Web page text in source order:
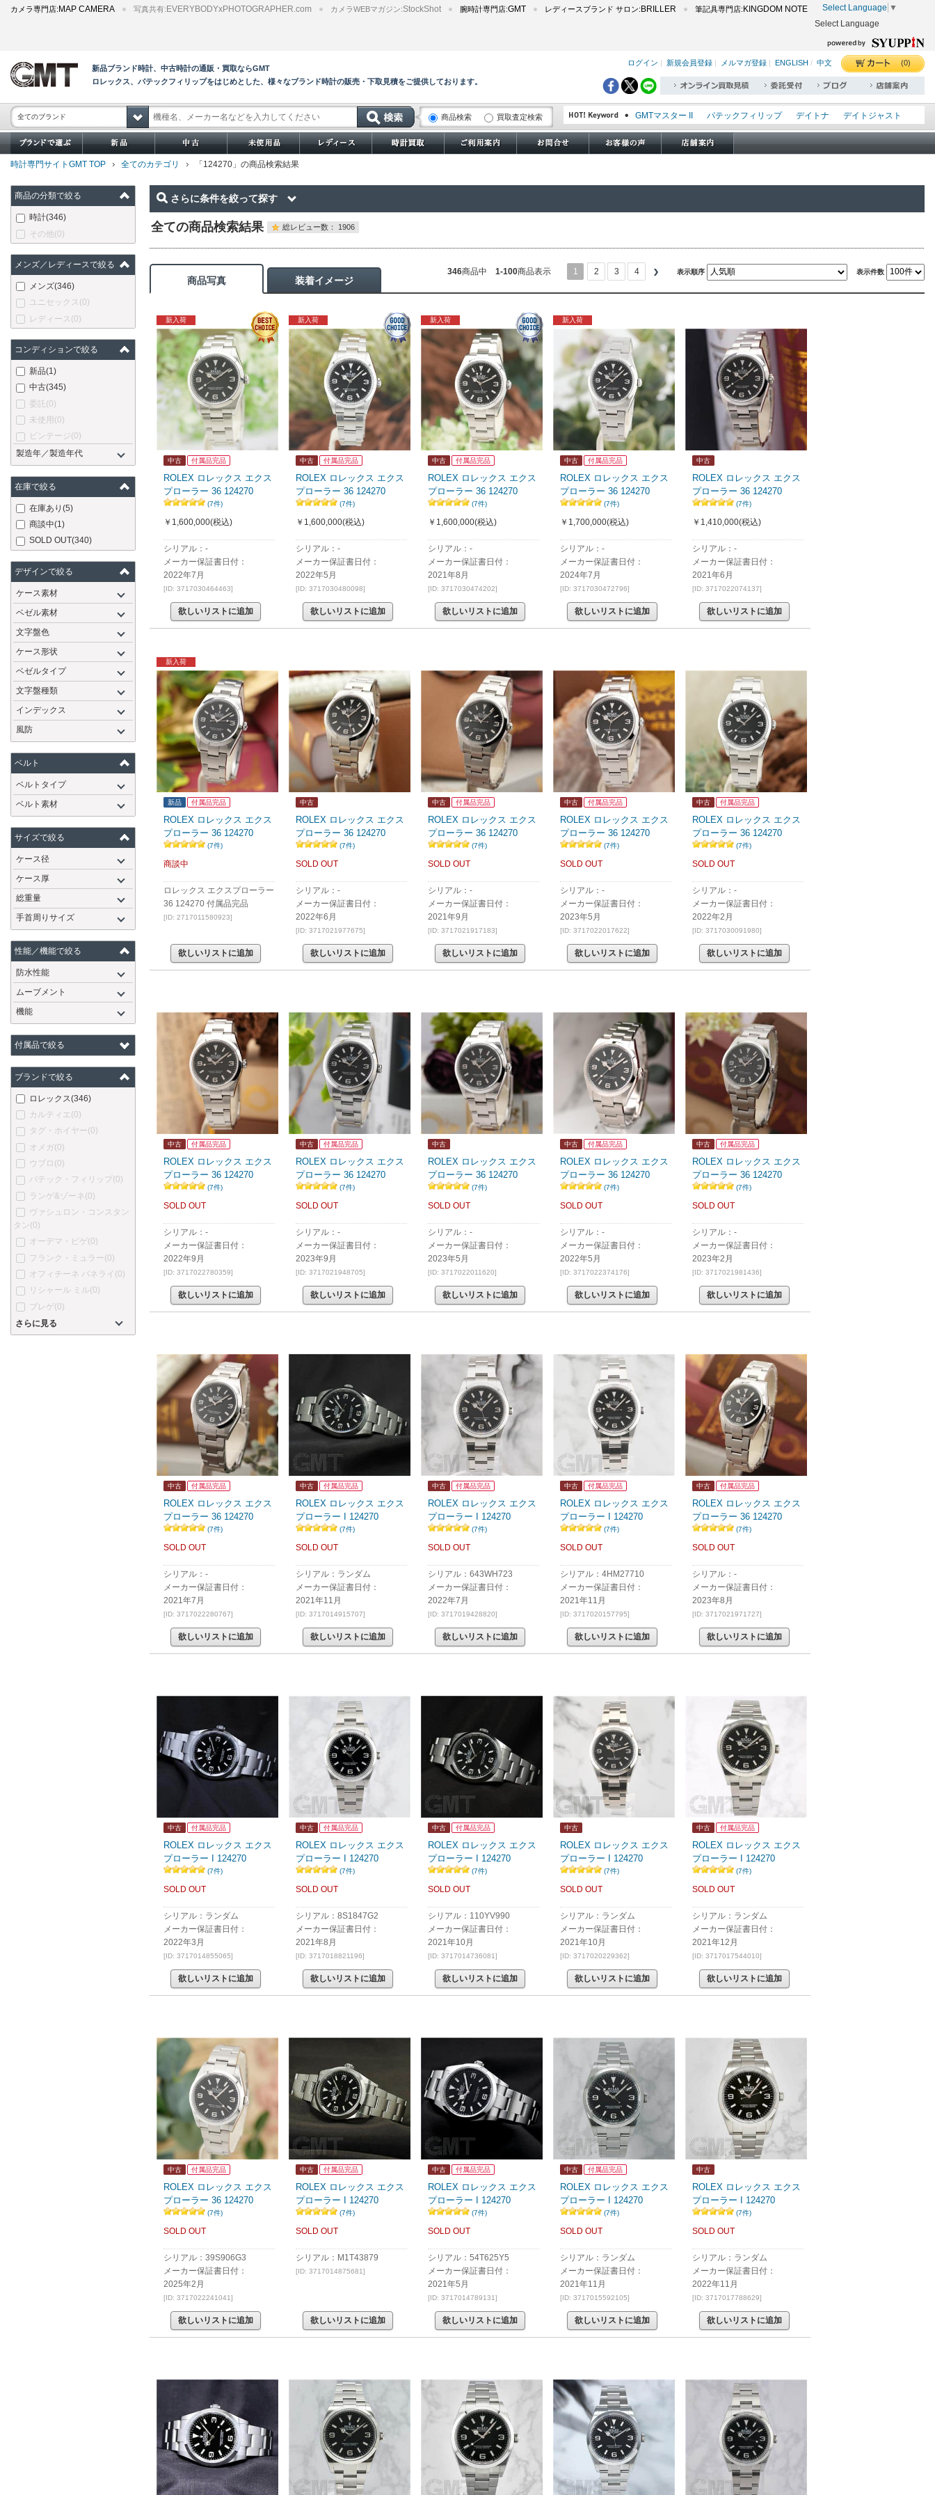
カメラ専門店: MAP CAMERA 写真共有: EVERYBODYxPHOTOGRAPHER.com カメラWEBマガジン:StockShot 腕時計専門店:GMT レディースブランド サロン: BRILLER 筆記具専門店: KINGDOM NOTE Select Language ▼
Select Language
新品ブランド時計、中古時計の通販・買取ならGMT
ロレックス、パテックフィリップをはじめとした、様々なブランド時計の販売・下取見積をご提供しております。
ログイン 新規会員登録 メルマガ登録 ENGLISH / 中文 (0)
全てのブランド 商品検索 買取査定検索 GMTマスター II パテックフィリップ デイトナ
デイトジャスト
エクスプローラー I
オイスターパーペチュアル
シードゥエラー
時計専門サイトGMT TOP
全てのカテゴリ 「124270」の商品検索結果
商品の分類で絞る
時計(346)
その他(0)
メンズ／レディースで絞る
メンズ(346)
ユニセックス (0)
レディース (0)
コンディションで絞る
新品(1)
中古(345)
委託 (0)
未使用 (0)
ビンテージ(0)
製造年／製造年代
在庫で絞る
在庫あり (5)
商談中(1)
SOLD OUT(340)
デザインで絞る
ケース素材
ベゼル素材
文字盤色
ケース形状
ベゼルタイプ
文字盤種類
インデックス
風防
ベルト
ベルトタイプ
ベルト素材
サイズで絞る
ケース径
ケース厚
総重量
手首周りサイズ
性能／機能で絞る
防水性能
ムーブメント
機能
付属品で絞る
ブランドで絞る
ロレックス(346)
カルティエ(0)
タグ・ホイヤー(0)
オメガ(0)
ウブロ (0)
パテック・フィリップ (0)
ランゲ&ゾーネ (0)
ヴァシュロン・コンスタン
タン (0)
オーデマ・ピゲ(0)
フランク・ミュラー(0)
オフィチーネ パネライ (0)
リシャール ミル(0)
ブレゲ(0)
さらに見る
さらに条件を絞って探す
全ての商品検索結果 総レビュー数： 1906
商品写真 装着イメージ
346商品中 1-100商品表示 1 2 3 4 表示順序 表示件数
中古 付属品完品
新入荷
ROLEX ロレックス エクス
プローラー 36 124270
(7件)
￥1,600,000(税込)
シリアル：-
メーカー保証書日付：
2022年7月
[ID: 3717030464463]
欲しいリストに追加
中古 付属品完品
新入荷
ROLEX ロレックス エクス
プローラー 36 124270
(7件)
￥1,600,000(税込)
シリアル：-
メーカー保証書日付：
2022年5月
[ID: 3717030480098]
欲しいリストに追加
中古 付属品完品
新入荷
ROLEX ロレックス エクス
プローラー 36 124270
(7件)
￥1,600,000(税込)
シリアル：-
メーカー保証書日付：
2021年8月
[ID: 3717030474202]
欲しいリストに追加
中古 付属品完品
新入荷
ROLEX ロレックス エクス
プローラー 36 124270
(7件)
￥1,700,000(税込)
シリアル：-
メーカー保証書日付：
2024年7月
[ID: 3717030472796]
欲しいリストに追加
中古
ROLEX ロレックス エクス
プローラー 36 124270
(7件)
￥1,410,000(税込)
シリアル：-
メーカー保証書日付：
2021年6月
[ID: 3717022074137]
欲しいリストに追加
新品 付属品完品
新入荷
ROLEX ロレックス エクス
プローラー 36 124270
(7件)
商談中
ロレックス エクスプローラー
36 124270 付属品完品
[ID: 2717011580923]
欲しいリストに追加
中古
ROLEX ロレックス エクス
プローラー 36 124270
(7件)
SOLD OUT
シリアル：-
メーカー保証書日付：
2022年6月
[ID: 3717021977675]
欲しいリストに追加
中古 付属品完品
ROLEX ロレックス エクス
プローラー 36 124270
(7件)
SOLD OUT
シリアル：-
メーカー保証書日付：
2021年9月
[ID: 3717021917183]
欲しいリストに追加
中古 付属品完品
ROLEX ロレックス エクス
プローラー 36 124270
(7件)
SOLD OUT
シリアル：-
メーカー保証書日付：
2023年5月
[ID: 3717022017622]
欲しいリストに追加
中古 付属品完品
ROLEX ロレックス エクス
プローラー 36 124270
(7件)
SOLD OUT
シリアル：-
メーカー保証書日付：
2022年2月
[ID: 3717030091980]
欲しいリストに追加
中古 付属品完品
ROLEX ロレックス エクス
プローラー 36 124270
(7件)
SOLD OUT
シリアル：-
メーカー保証書日付：
2022年9月
[ID: 3717022780359]
欲しいリストに追加
中古 付属品完品
ROLEX ロレックス エクス
プローラー 36 124270
(7件)
SOLD OUT
シリアル：-
メーカー保証書日付：
2023年9月
[ID: 3717021948705]
欲しいリストに追加
中古
ROLEX ロレックス エクス
プローラー 36 124270
(7件)
SOLD OUT
シリアル：-
メーカー保証書日付：
2023年5月
[ID: 3717022011620]
欲しいリストに追加
中古 付属品完品
ROLEX ロレックス エクス
プローラー 36 124270
(7件)
SOLD OUT
シリアル：-
メーカー保証書日付：
2022年5月
[ID: 3717022374176]
欲しいリストに追加
中古 付属品完品
ROLEX ロレックス エクス
プローラー 36 124270
(7件)
SOLD OUT
シリアル：-
メーカー保証書日付：
2023年2月
[ID: 3717021981436]
欲しいリストに追加
中古 付属品完品
ROLEX ロレックス エクス
プローラー 36 124270
(7件)
SOLD OUT
シリアル：-
メーカー保証書日付：
2021年7月
[ID: 3717022280767]
欲しいリストに追加
中古 付属品完品
ROLEX ロレックス エクス
プローラー I 124270
(7件)
SOLD OUT
シリアル：ランダム
メーカー保証書日付：
2021年11月
[ID: 3717014915707]
欲しいリストに追加
中古 付属品完品
ROLEX ロレックス エクス
プローラー I 124270
(7件)
SOLD OUT
シリアル：643WH723
メーカー保証書日付：
2022年7月
[ID: 3717019428820]
欲しいリストに追加
中古 付属品完品
ROLEX ロレックス エクス
プローラー I 124270
(7件)
SOLD OUT
シリアル：4HM27710
メーカー保証書日付：
2021年11月
[ID: 3717020157795]
欲しいリストに追加
中古 付属品完品
ROLEX ロレックス エクス
プローラー 36 124270
(7件)
SOLD OUT
シリアル：-
メーカー保証書日付：
2023年8月
[ID: 3717021971727]
欲しいリストに追加
中古 付属品完品
ROLEX ロレックス エクス
プローラー I 124270
(7件)
SOLD OUT
シリアル：ランダム
メーカー保証書日付：
2022年3月
[ID: 3717014855065]
欲しいリストに追加
中古 付属品完品
ROLEX ロレックス エクス
プローラー I 124270
(7件)
SOLD OUT
シリアル：8S1847G2
メーカー保証書日付：
2021年8月
[ID: 3717018821196]
欲しいリストに追加
中古 付属品完品
ROLEX ロレックス エクス
プローラー I 124270
(7件)
SOLD OUT
シリアル：110YV990
メーカー保証書日付：
2021年10月
[ID: 3717014736081]
欲しいリストに追加
中古
ROLEX ロレックス エクス
プローラー I 124270
(7件)
SOLD OUT
シリアル：ランダム
メーカー保証書日付：
2021年10月
[ID: 3717020229362]
欲しいリストに追加
中古 付属品完品
ROLEX ロレックス エクス
プローラー I 124270
(7件)
SOLD OUT
シリアル：ランダム
メーカー保証書日付：
2021年12月
[ID: 3717017544010]
欲しいリストに追加
中古 付属品完品
ROLEX ロレックス エクス
プローラー 36 124270
(7件)
SOLD OUT
シリアル：39S906G3
メーカー保証書日付：
2025年2月
[ID: 3717022241041]
欲しいリストに追加
中古 付属品完品
ROLEX ロレックス エクス
プローラー I 124270
(7件)
SOLD OUT
シリアル：M1T43879
[ID: 3717014875681]
欲しいリストに追加
中古 付属品完品
ROLEX ロレックス エクス
プローラー I 124270
(7件)
SOLD OUT
シリアル：54T625Y5
メーカー保証書日付：
2021年5月
[ID: 3717014789131]
欲しいリストに追加
中古 付属品完品
ROLEX ロレックス エクス
プローラー I 124270
(7件)
SOLD OUT
シリアル：ランダム
メーカー保証書日付：
2021年11月
[ID: 3717015592105]
欲しいリストに追加
中古
ROLEX ロレックス エクス
プローラー I 124270
(7件)
SOLD OUT
シリアル：ランダム
メーカー保証書日付：
2022年11月
[ID: 3717017788629]
欲しいリストに追加